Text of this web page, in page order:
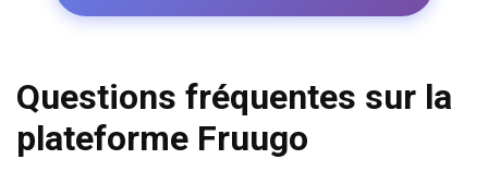
Questions fréquentes sur la
plateforme Fruugo